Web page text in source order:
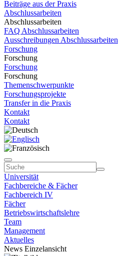
Beiträge aus der Praxis
Abschlussarbeiten
Abschlussarbeiten
FAQ Abschlussarbeiten
Ausschreibungen Abschlussarbeiten
Forschung
Forschung
Forschung
Forschung
Themenschwerpunkte
Forschungsprojekte
Transfer in die Praxis
Kontakt
Kontakt
Universität
Fachbereiche & Fächer
Fachbereich IV
Fächer
Betriebswirtschaftslehre
Team
Management
Aktuelles
News Einzelansicht